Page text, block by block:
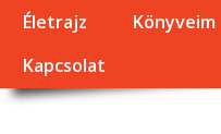
Életrajz Könyveim
Kapcsolat